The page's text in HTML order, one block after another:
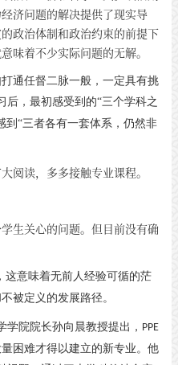
济问题的解决提供了现实导
政治体制和政治约束的前提下
味着不少实际问题的无解。
通任督二脉一般，一定具有挑
后，最初感受到的“三个学科之
到“三者各有一套体系，仍然非
阅读，多多接触专业课程。
生关心的问题。但目前没有确
这意味着无前人经验可循的茫
被定义的发展路径。
学院院长孙向晨教授提出， PPE
困难才得以建立的新专业。他